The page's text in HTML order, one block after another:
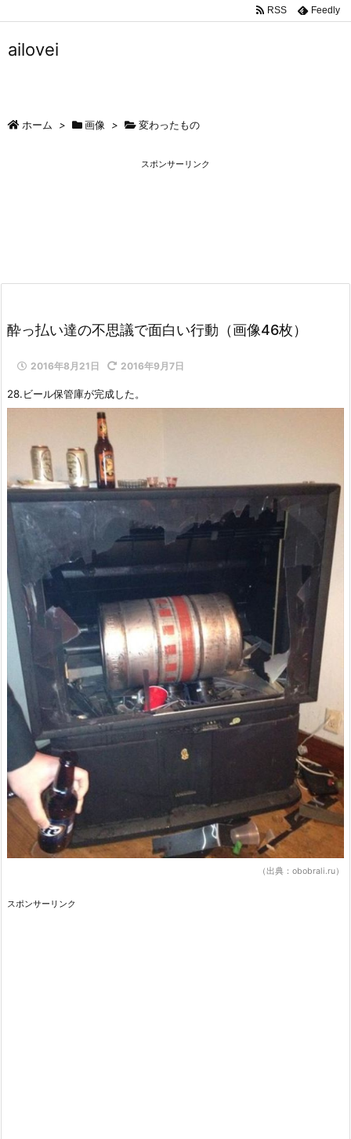
RSS Feedly
ailovei
ホーム > 画像 > 変わったもの
スポンサーリンク
酔っ払い達の不思議で面白い行動（画像46枚）
2016年8月21日 2016年9月7日
28.ビール保管庫が完成した。
（出典：obobrali.ru）
スポンサーリンク